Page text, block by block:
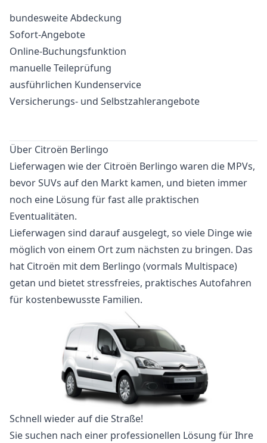
bundesweite Abdeckung
Sofort-Angebote
Online-Buchungsfunktion
manuelle Teileprüfung
ausführlichen Kundenservice
Versicherungs- und Selbstzahlerangebote
Über Citroën Berlingo
Lieferwagen wie der Citroën Berlingo waren die MPVs,
bevor SUVs auf den Markt kamen, und bieten immer
noch eine Lösung für fast alle praktischen
Eventualitäten.
Lieferwagen sind darauf ausgelegt, so viele Dinge wie
möglich von einem Ort zum nächsten zu bringen. Das
hat Citroën mit dem Berlingo (vormals Multispace)
getan und bietet stressfreies, praktisches Autofahren
für kostenbewusste Familien.
Schnell wieder auf die Straße!
Sie suchen nach einer professionellen Lösung für Ihre